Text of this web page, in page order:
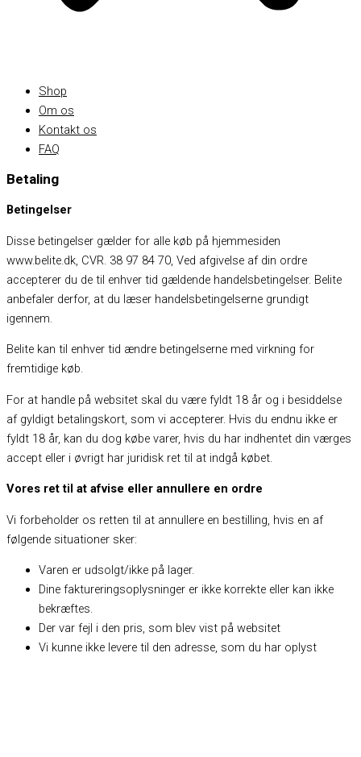
Shop
Om os
Kontakt os
FAQ
Betaling
Betingelser
Disse betingelser gælder for alle køb på hjemmesiden
www.belite.dk, CVR. 38 97 84 70, Ved afgivelse af din ordre
accepterer du de til enhver tid gældende handelsbetingelser. Belite
anbefaler derfor, at du læser handelsbetingelserne grundigt
igennem.
Belite kan til enhver tid ændre betingelserne med virkning for
fremtidige køb.
For at handle på websitet skal du være fyldt 18 år og i besiddelse
af gyldigt betalingskort, som vi accepterer. Hvis du endnu ikke er
fyldt 18 år, kan du dog købe varer, hvis du har indhentet din værges
accept eller i øvrigt har juridisk ret til at indgå købet.
Vores ret til at afvise eller annullere en ordre
Vi forbeholder os retten til at annullere en bestilling, hvis en af
følgende situationer sker:
Varen er udsolgt/ikke på lager.
Dine faktureringsoplysninger er ikke korrekte eller kan ikke
bekræftes.
Der var fejl i den pris, som blev vist på websitet
Vi kunne ikke levere til den adresse, som du har oplyst